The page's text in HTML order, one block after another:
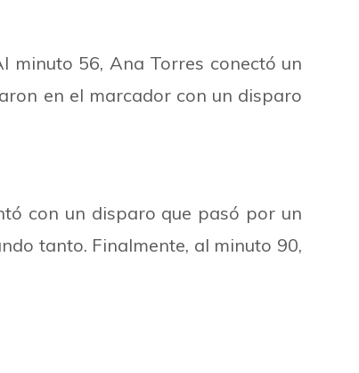
minuto 56, Ana Torres conectó un
en el marcador con un disparo
con un disparo que pasó por un
tanto. Finalmente, al minuto 90,